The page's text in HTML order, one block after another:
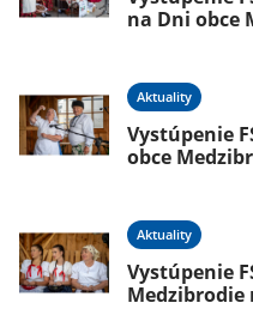
na Dni obce
Aktuality
Vystúpenie
obce
Aktuality
Vystúpenie
Medzibrodie